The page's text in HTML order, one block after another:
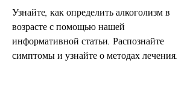
Узнайте, как определить алкоголизм в
возрасте с помощью нашей
информативной статьи. Распознайте
симптомы и узнайте о методах лечения.